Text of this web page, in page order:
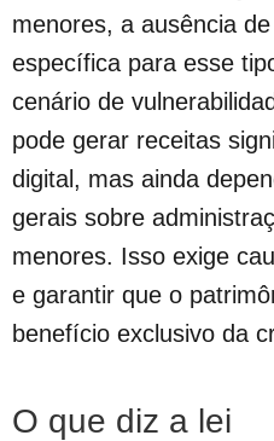
menores, a ausência
específica para esse
cenário de
pode gerar receitas
digital, mas ainda
gerais sobre
menores. Isso exige
e garantir que o
benefício exclusivo da
O que diz a lei